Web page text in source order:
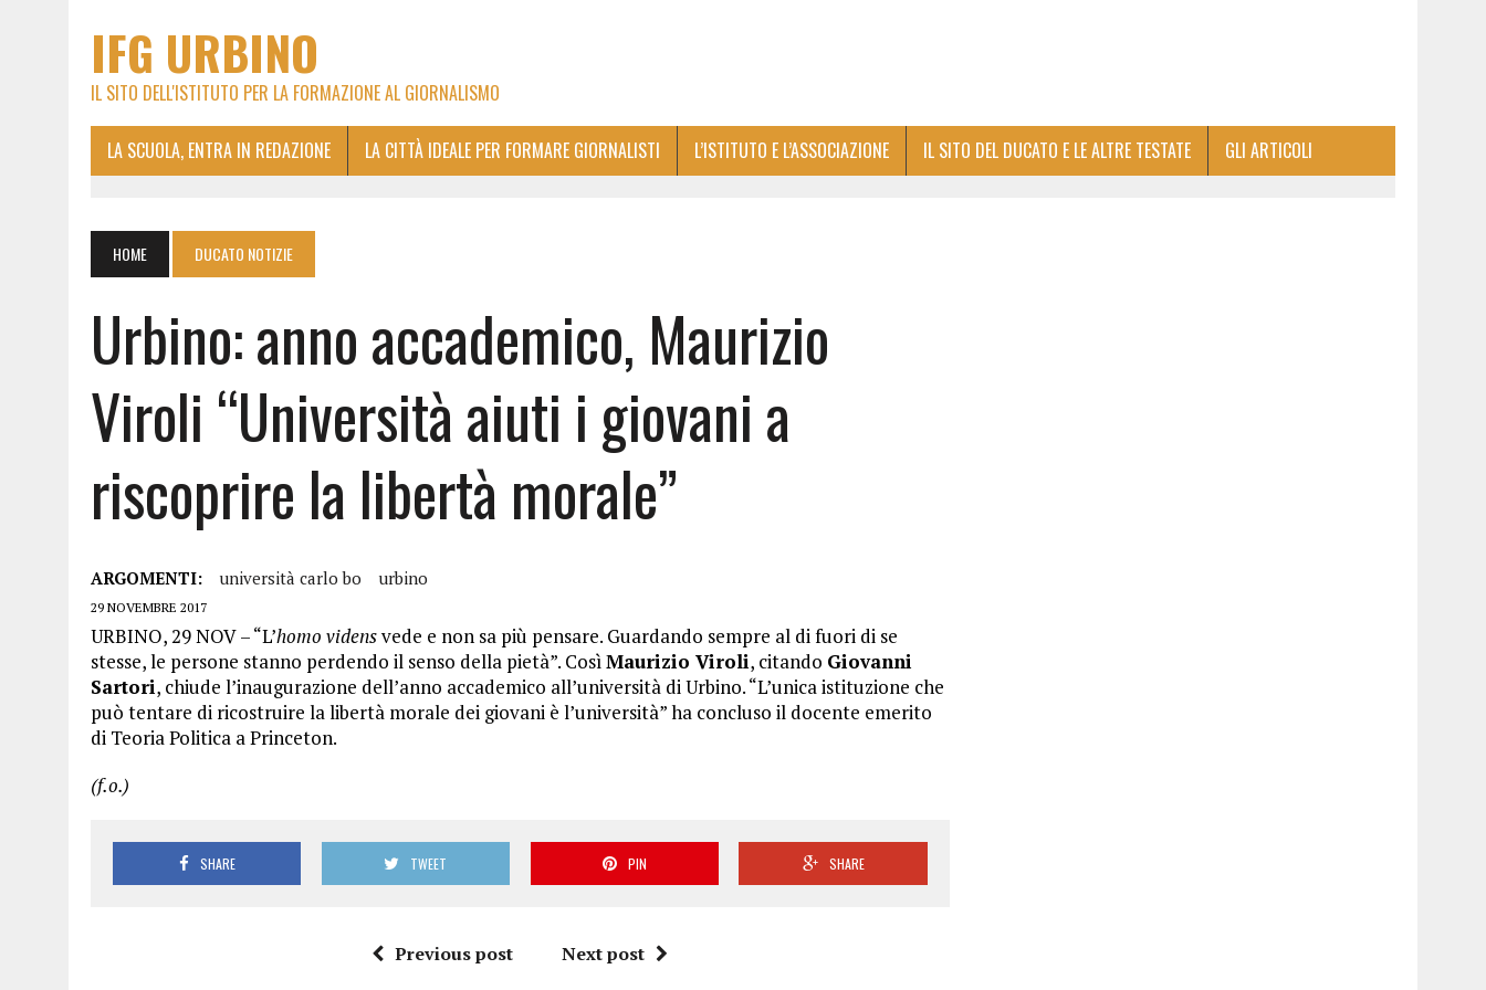
IFG URBINO
IL SITO DELL'ISTITUTO PER LA FORMAZIONE AL GIORNALISMO
LA SCUOLA, ENTRA IN REDAZIONE LA CITTÀ IDEALE PER FORMARE GIORNALISTI L’ISTITUTO E L’ASSOCIAZIONE IL SITO DEL DUCATO E LE ALTRE TESTATE GLI ARTICOLI
HOME DUCATO NOTIZIE
Urbino: anno accademico, Maurizio
Viroli “Università aiuti i giovani a
riscoprire la libertà morale”
ARGOMENTI: università carlo bo urbino
29 NOVEMBRE 2017
URBINO, 29 NOV – “L’homo vidensvede e non sa più pensare. Guardando sempre al di fuori di se
stesse, le persone stanno perdendo il senso della pietà”. CosìMaurizio Viroli, citando Giovanni
Sartori, chiude l’inaugurazione dell’anno accademico all’università di Urbino. “L’unica istituzione che
può tentare di ricostruire la libertà morale dei giovani è l’università” ha concluso il docente emerito
di Teoria Politica a Princeton.
(f.o.)
SHARE TWEET PIN SHARE
Previous post Next post